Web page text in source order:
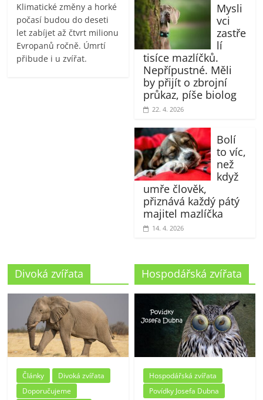
Klimatické změny a horké
počasí budou do deseti
let zabíjet až čtvrt milionu
Evropanů ročně. Úmrtí
přibude i u zvířat.
Mysli
vci
zastře
lí
tisíce mazlíčků.
Nepřípustné. Měli
by přijít o zbrojní
průkaz, píše biolog
22. 4. 2026
Bolí
to víc,
než
když
umře člověk,
přiznává každý pátý
majitel mazlíčka
14. 4. 2026
Divoká zvířata
Články
Divoká zvířata
Doporučujeme
Hospodářská zvířata
Hospodářská zvířata
Povídky Josefa Dubna